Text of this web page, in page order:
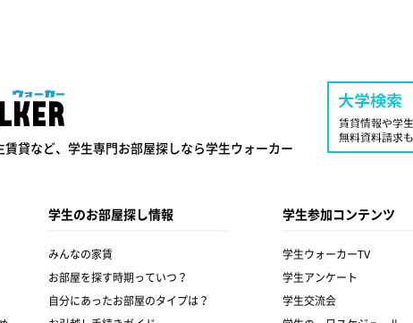
貸など、 学生専門お部屋探しなら学生ウォーカー
学生のお部屋探し情報
みんなの家賃
お部屋を探す時期っていつ？
自分にあったお部屋のタイプは？
学生参加コンテンツ
学生ウォーカーTV
学生アンケート
学生交流会